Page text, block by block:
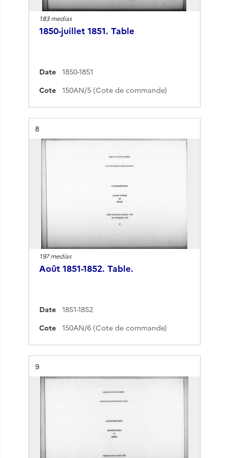
183 medias
1850-juillet 1851. Table
Date
1850-1851
Cote
150AN/5 (Cote de commande)
Résultat n°
8
197 medias
Août 1851-1852. Table.
Date
1851-1852
Cote
150AN/6 (Cote de commande)
Résultat n°
9